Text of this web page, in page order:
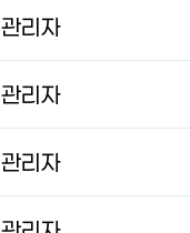
관리자
관리자
관리자